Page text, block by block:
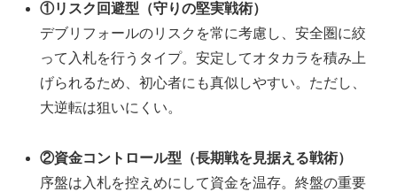
①リスク回避型（守りの堅実戦術）
デブリフォールのリスクを常に考慮し、安全圏に絞
って入札を行うタイプ。安定してオタカラを積み上
げられるため、初心者にも真似しやすい。ただし、
大逆転は狙いにくい。
②資金コントロール型（長期戦を見据える戦術）
序盤は入札を控えめにして資金を温存。終盤の重要